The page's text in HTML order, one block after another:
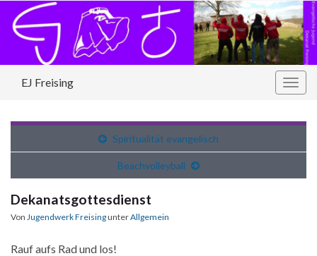
EJ Freising
Spiritualität evangelisch
Beachvolleyball
Dekanatsgottesdienst
Von Jugendwerk FreisingunterAllgemein
Rauf aufs Rad und los!